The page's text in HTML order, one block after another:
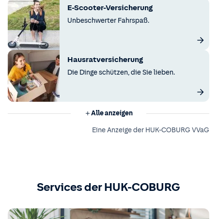
E-Scooter-Versicherung
Unbeschwerter Fahrspaß.
Hausratversicherung
Die Dinge schützen, die Sie lieben.
Alle anzeigen
Eine Anzeige der HUK-COBURG VVaG
Services der HUK-COBURG